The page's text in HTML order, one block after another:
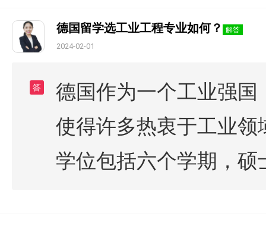
德国留学选工业工程专业如何？ 解答
2024-02-01
答
德国作为一个工业强
使得许多热衷于工业
学位包括六个学期，